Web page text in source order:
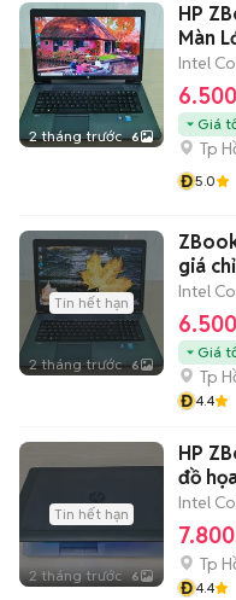
2 tháng trước 6
HP
Màn
Intel
Giá
Tp
Đ5.0
Tin hết hạn
2 tháng trước 6
giá
Intel
Giá
Tp
Đ4.4
Tin hết hạn
2 tháng trước 6
HP
đồ
Intel
Tp
Đ4.4